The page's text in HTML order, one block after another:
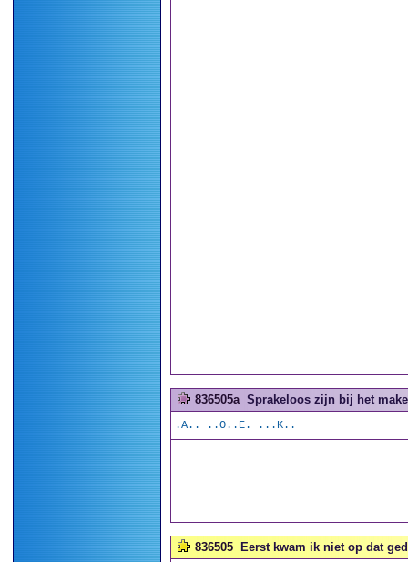
836505a Sprakeloos zijn bij het
.A.. ..O..E. ...K..
836505 Eerst kwam ik niet op dat